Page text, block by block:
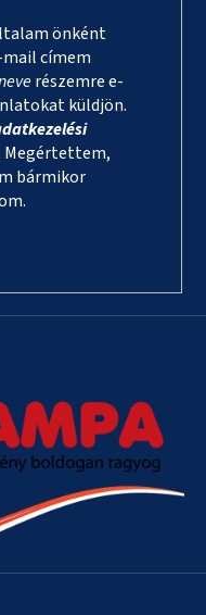
önként
címem
részemre e-
küldjön.
Megértettem,
bármikor